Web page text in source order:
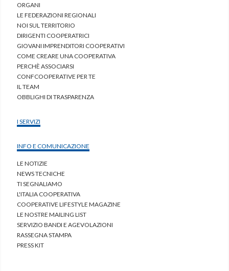
ORGANI
LE FEDERAZIONI REGIONALI
NOI SUL TERRITORIO
DIRIGENTI COOPERATRICI
GIOVANI IMPRENDITORI COOPERATIVI
COME CREARE UNA COOPERATIVA
PERCHÈ ASSOCIARSI
CONFCOOPERATIVE PER TE
IL TEAM
OBBLIGHI DI TRASPARENZA
I SERVIZI
INFO E COMUNICAZIONE
LE NOTIZIE
NEWS TECNICHE
TI SEGNALIAMO
L'ITALIA COOPERATIVA
COOPERATIVE LIFESTYLE MAGAZINE
LE NOSTRE MAILING LIST
SERVIZIO BANDI E AGEVOLAZIONI
RASSEGNA STAMPA
PRESS KIT